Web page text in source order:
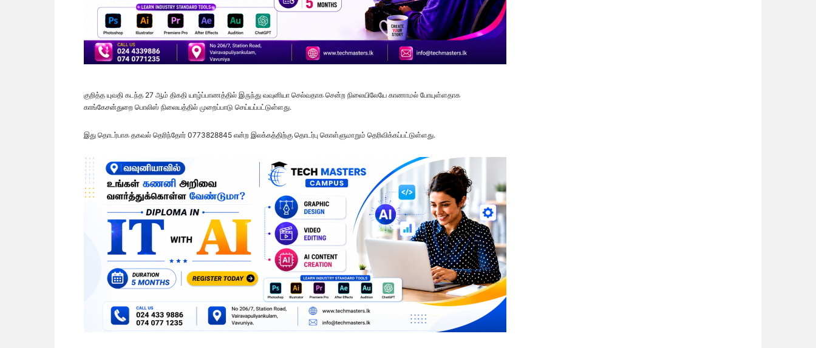
குறித்த யுவதி கடந்த 27 ஆம் திகதி யாழ்ப்பாணத்தில் இருந்து வவுனியா செல்வதாக சென்ற நிலையிலேயே காணாமல் போயுள்ளதாக
காங்கேசன்துறை பொலிஸ் நிலையத்தில் முறைப்பாடு செய்யப்பட்டுள்ளது.
இது தொடர்பாக தகவல் தெரிந்தோர் 0773828845 என்ற இலக்கத்திற்கு தொடர்பு கொள்ளுமாறும் தெரிவிக்கப்பட்டுள்ளது.